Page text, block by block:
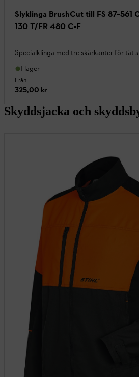
Slyklinga BrushCut till FS 87–561
130 T/FR 480 C-F
Specialklinga med tre skärkanter för tät
I lager
Från
325,00 kr
Skyddsjacka och